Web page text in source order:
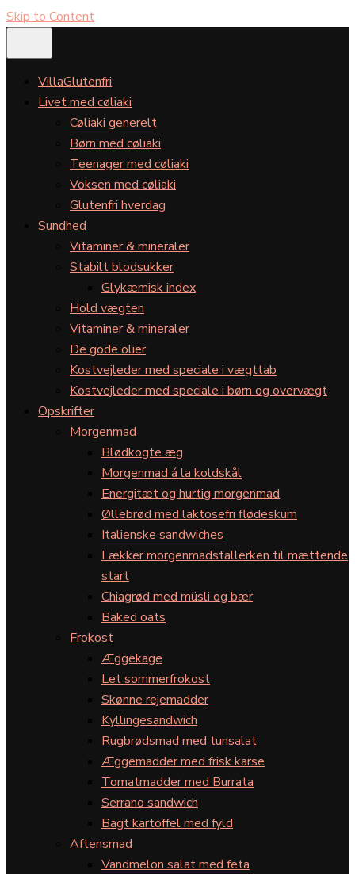
Skip to Content
VillaGlutenfri
Livet med cøliaki
Cøliaki generelt
Børn med cøliaki
Teenager med cøliaki
Voksen med cøliaki
Glutenfri hverdag
Sundhed
Vitaminer & mineraler
Stabilt blodsukker
Glykæmisk index
Hold vægten
Vitaminer & mineraler
De gode olier
Kostvejleder med speciale i vægttab
Kostvejleder med speciale i børn og overvægt
Opskrifter
Morgenmad
Blødkogte æg
Morgenmad á la koldskål
Energitæt og hurtig morgenmad
Øllebrød med laktosefri flødeskum
Italienske sandwiches
Lækker morgenmadstallerken til mættende
start
Chiagrød med müsli og bær
Baked oats
Frokost
Æggekage
Let sommerfrokost
Skønne rejemadder
Kyllingesandwich
Rugbrødsmad med tunsalat
Æggemadder med frisk karse
Tomatmadder med Burrata
Serrano sandwich
Bagt kartoffel med fyld
Aftensmad
Vandmelon salat med feta